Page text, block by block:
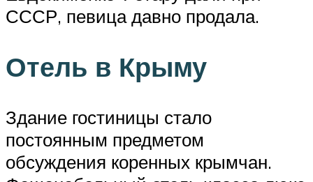
СССР, певица давно продала.
Отель в Крыму
Здание гостиницы стало
постоянным предметом
обсуждения коренных крымчан.